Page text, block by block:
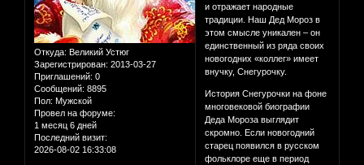
Откуда: Великий Устюг
Зарегистрирован: 2013-03-27
Приглашений: 0
Сообщений: 8895
Пол: Мужской
Провел на форуме:
1 месяц 6 дней
Последний визит:
2026-08-02 16:33:08
и отражает народные
традиции. Наш Дед Мороз в
этом смысле уникален – он
единственный из ряда своих
новогодних «коллег» имеет
внучку, Снегурочку.
История Снегурочки на фоне
многовековой биографии
Деда Мороза выглядит
скромно. Если новогодний
старец появился в русском
фольклоре еще в период